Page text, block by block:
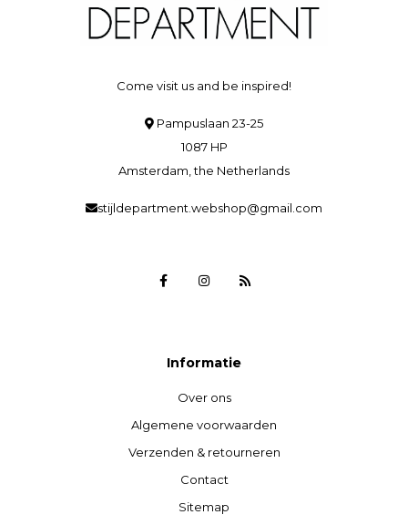
Come visit us and be inspired!
Pampuslaan 23-25
1087 HP
Amsterdam, the Netherlands
stijldepartment.webshop@gmail.com
Informatie
Over ons
Algemene voorwaarden
Verzenden & retourneren
Contact
Sitemap